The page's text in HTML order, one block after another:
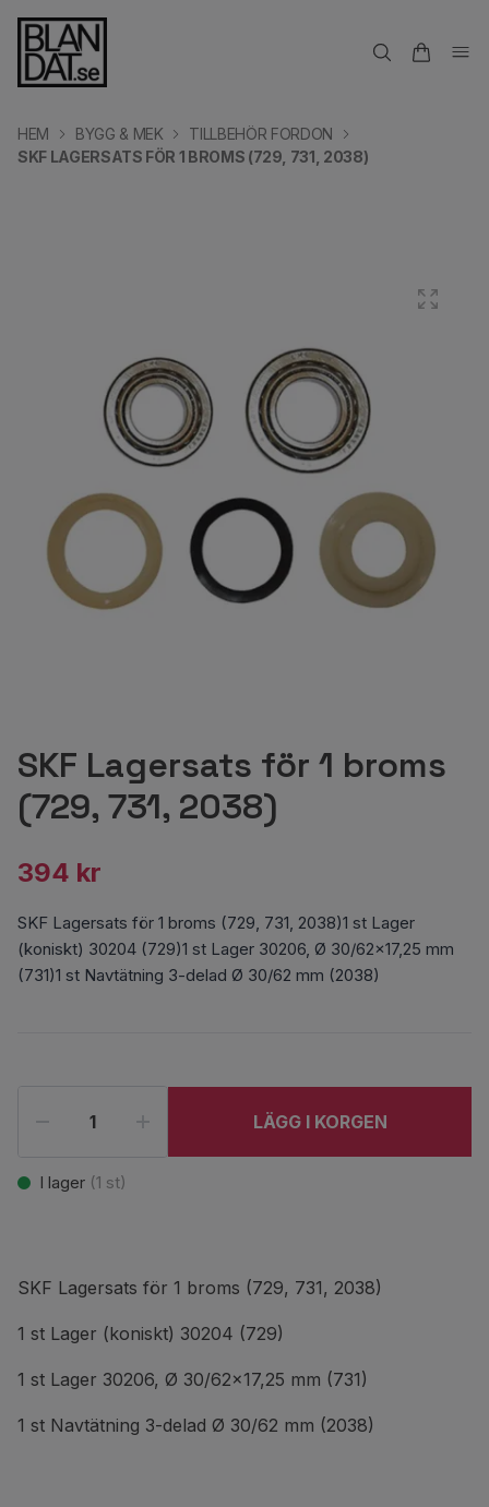
HEM BYGG & MEK
TILLBEHÖR FORDON
SKF LAGERSATS FÖR 1 BROMS (729, 731, 2038)
SKF Lagersats för 1 broms
(729, 731, 2038)
394 kr
SKF Lagersats för 1 broms (729, 731, 2038)1 st Lager
(koniskt) 30204 (729)1 st Lager 30206, Ø 30/62x17,25 mm
(731)1 st Navtätning 3-delad Ø 30/62 mm (2038)
LÄGG I KORGEN
I lager (1 st)
SKF Lagersats för 1 broms (729, 731, 2038)
1 st Lager (koniskt) 30204 (729)
1 st Lager 30206, Ø 30/62x17,25 mm (731)
1 st Navtätning 3-delad Ø 30/62 mm (2038)